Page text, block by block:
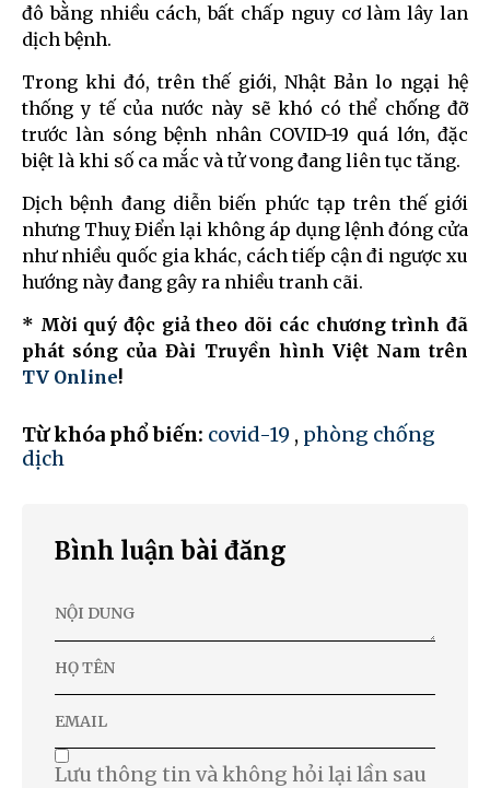
đô bằng nhiều cách, bất chấp nguy cơ làm lây lan
dịch bệnh.
Trong khi đó, trên thế giới, Nhật Bản lo ngại hệ
thống y tế của nước này sẽ khó có thể chống đỡ
trước làn sóng bệnh nhân COVID-19 quá lớn, đặc
biệt là khi số ca mắc và tử vong đang liên tục tăng.
Dịch bệnh đang diễn biến phức tạp trên thế giới
nhưng Thuỵ Điển lại không áp dụng lệnh đóng cửa
như nhiều quốc gia khác, cách tiếp cận đi ngược xu
hướng này đang gây ra nhiều tranh cãi.
* Mời quý độc giả theo dõi các chương trình đã
phát sóng của Đài Truyền hình Việt Nam trên
TV Online!
Từ khóa phổ biến: covid-19 , phòng chống
dịch
Bình luận bài đăng
Lưu thông tin và không hỏi lại lần sau